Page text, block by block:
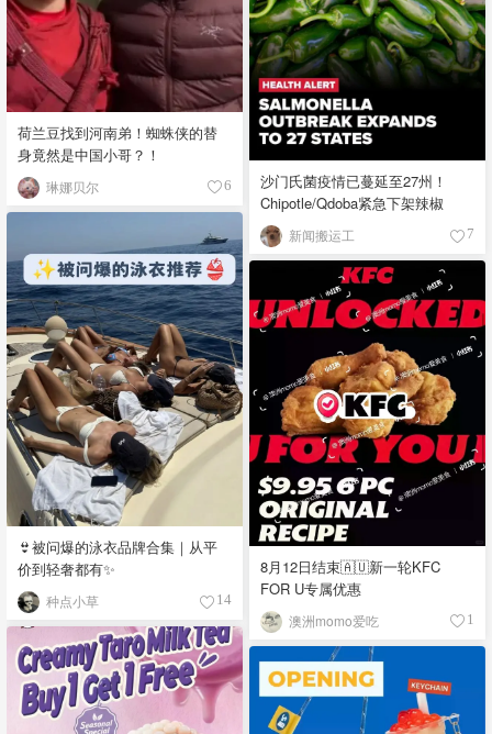
荷兰豆找到河南弟！蜘蛛侠的替
身竟然是中国小哥？！
琳娜贝尔 6
沙门氏菌疫情已蔓延至27州！
Chipotle/Qdoba紧急下架辣椒
新闻搬运工 7
👙被问爆的泳衣品牌合集｜从平
价到轻奢都有✨
种点小草 14
8月12日结束🇦🇺新一轮KFC
FOR U专属优惠
澳洲momo爱吃 1